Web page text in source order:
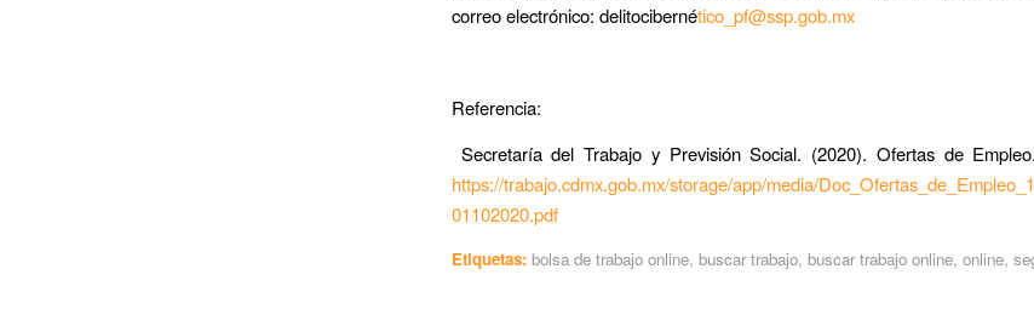
correo electrónico: delitocibernético_pf@ssp.gob.mx
Referencia:
Secretaría del Trabajo y Previsión Social. (2020). Ofertas de Empleo
https://trabajo.cdmx.gob.mx/storage/app/media/
01102020.pdf
Etiquetas: bolsa de trabajo online, buscar trabajo, buscar trabajo online, online,